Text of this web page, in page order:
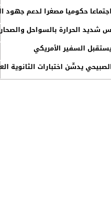
حكوميا مصغرا لدعم جهود
شديد الحرارة بالسواحل
السفير الأمريكي
يدشّن اختبارات الثانوية